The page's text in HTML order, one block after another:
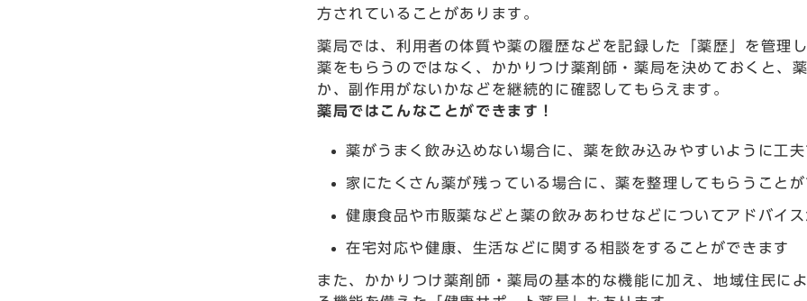
方されていることがあります。
薬局では、利用者の体質や薬の履歴などを記録した「薬歴」を管理
薬をもらうのではなく、かかりつけ薬剤師・薬局を決めておくと、
か、副作用がないかなどを継続的に確認してもらえます。
薬局ではこんなことができます！
薬がうまく飲み込めない場合に、薬を飲み込みやすいように工
家にたくさん薬が残っている場合に、薬を整理してもらうこと
健康食品や市販薬などと薬の飲みあわせなどについてアドバイ
在宅対応や健康、生活などに関する相談をすることができます
また、かかりつけ薬剤師・薬局の基本的な機能に加え、地域住民に